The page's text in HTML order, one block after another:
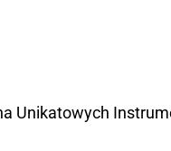
Unikatowych